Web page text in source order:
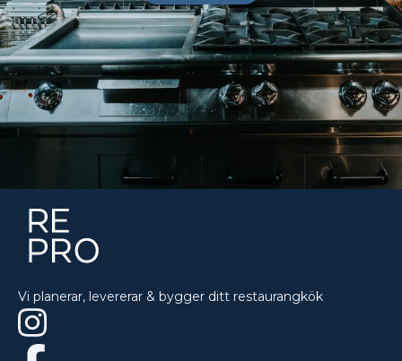
Vi planerar, levererar & bygger ditt restaurangkök